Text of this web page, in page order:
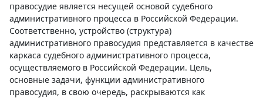
правосудие является несущей основой судебного
административного процесса в Российской Федерации.
Соответственно, устройство (структура)
административного правосудия представляется в качестве
каркаса судебного административного процесса,
осуществляемого в Российской Федерации. Цель,
основные задачи, функции административного
правосудия, в свою очередь, раскрываются как